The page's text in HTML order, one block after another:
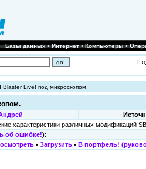
Базы данных•Интернет•Компьютеры•
Blaster Live! под микроскопом.
характеристики различных модификаций
об ошибке!):
• Загрузить • В портфель!